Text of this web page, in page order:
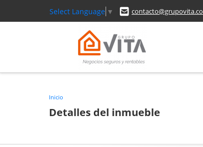
Select Language ▼ contacto@grupovita.co
Inicio
Detalles del inmueble